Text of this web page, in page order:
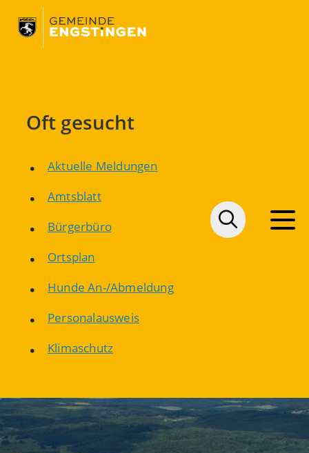
Oft gesucht
Aktuelle Meldungen
Amtsblatt
Bürgerbüro
Ortsplan
Hunde An-/Abmeldung
Personalausweis
Klimaschutz